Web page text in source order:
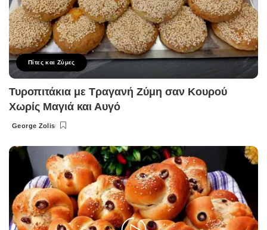
Πίτες και Ζύμες
Τυροπιτάκια με Τραγανή Ζύμη σαν Κουρού
Χωρίς Μαγιά και Αυγό
Posted
George Zolis